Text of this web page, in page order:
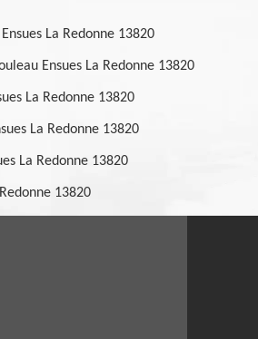
La Redonne 13820
Ensues La Redonne 13820
La Redonne 13820
La Redonne 13820
La Redonne 13820
13820